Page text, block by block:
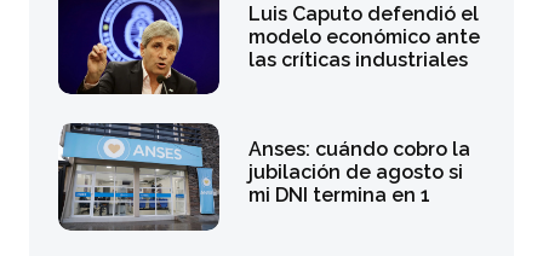
Luis Caputo defendió el
modelo económico ante
las críticas industriales
Anses: cuándo cobro la
jubilación de agosto si
mi DNI termina en 1